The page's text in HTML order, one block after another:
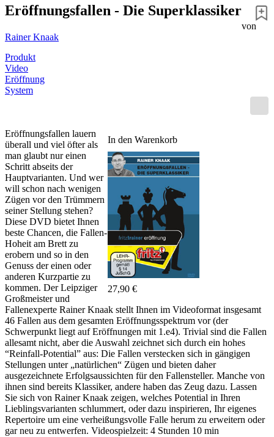
✔
Eröffnungsfallen - Die Superklassiker
von
Rainer Knaak
Produkt
Video
Eröffnung
System
In den Warenkorb
27,90 €
Eröffnungsfallen lauern
überall und viel öfter als
man glaubt nur einen
Schritt abseits der
Hauptvarianten. Und wer
will schon nach wenigen
Zügen vor den Trümmern
seiner Stellung stehen?
Diese DVD bietet Ihnen
beste Chancen, die Fallen-
Hoheit am Brett zu
erobern und so in den
Genuss der einen oder
anderen Kurzpartie zu
kommen. Der Leipziger
Großmeister und
Fallenexperte Rainer Knaak stellt Ihnen im Videoformat insgesamt
46 Fallen aus dem gesamten Eröffnungsspektrum vor (der
Schwerpunkt liegt auf Eröffnungen mit 1.e4). Trivial sind die Fallen
allesamt nicht, aber die Auswahl zeichnet sich durch ein hohes
“Reinfall-Potential” aus: Die Fallen verstecken sich in gängigen
Stellungen unter „natürlichen“ Zügen und bieten daher
ausgezeichnete Erfolgsaussichten für den Fallensteller. Manche von
ihnen sind bereits Klassiker, andere haben das Zeug dazu. Lassen
Sie sich von Rainer Knaak zeigen, welches Potential in Ihren
Lieblingsvarianten schlummert, oder dazu inspirieren, Ihr eigenes
Repertoire um eine verheißungsvolle Falle herum zu erweitern oder
gar neu zu entwerfen. Videospielzeit: 4 Stunden 10 min